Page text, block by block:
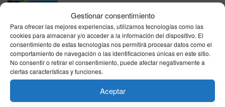
Gestionar consentimiento
Para ofrecer las mejores experiencias, utilizamos tecnologías como las
cookies para almacenar y/o acceder a la información del dispositivo. El
consentimiento de estas tecnologías nos permitirá procesar datos como el
comportamiento de navegación o las identificaciones únicas en este sitio.
No consentir o retirar el consentimiento, puede afectar negativamente a
ciertas características y funciones.
Aceptar
Moto3 Francia 2026: horario y dónde ver la
carrera del GP de Francia en Le Mans
10/05/2026
MotoGP Francia 2026: horario y dónde ver el
sábado 9 de mayo en Le Mans
09/05/2026